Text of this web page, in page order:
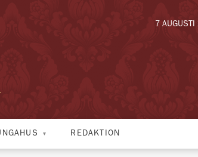
7
REDAKTION